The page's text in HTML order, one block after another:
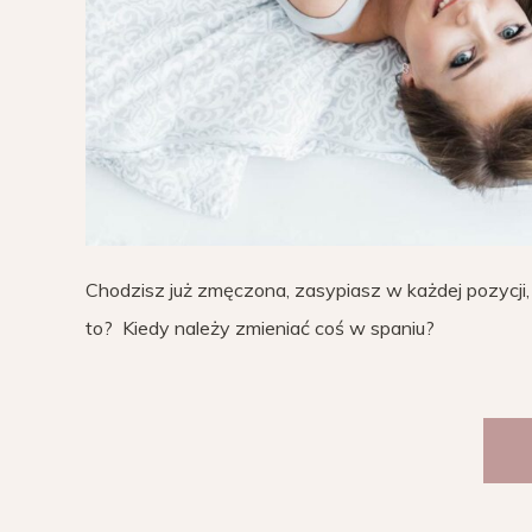
Chodzisz już zmęczona, zasypiasz w każdej
to? Kiedy należy zmieniać coś w spaniu?